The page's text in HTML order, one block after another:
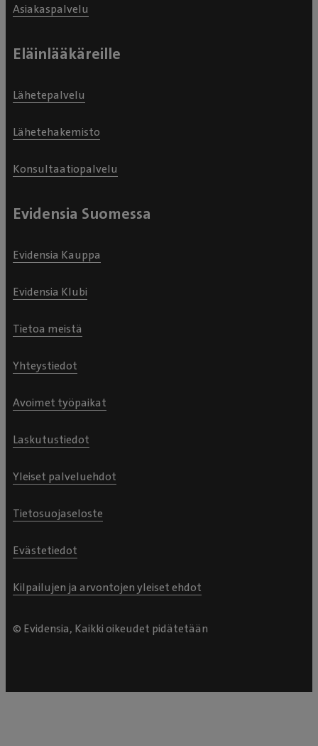
Asiakaspalvelu
Eläinlääkäreille
Lähetepalvelu
Lähetehakemisto
Konsultaatiopalvelu
Evidensia Suomessa
Evidensia Kauppa
Evidensia Klubi
Tietoa meistä
Yhteystiedot
Avoimet työpaikat
Laskutustiedot
Yleiset palveluehdot
Tietosuojaseloste
Evästetiedot
Kilpailujen ja arvontojen yleiset ehdot
© Evidensia, Kaikki oikeudet pidätetään